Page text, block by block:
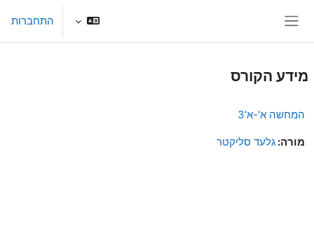
התחברות
מידע הקורס
המחשה א'-א'3
מורה: גלעד סליקטר